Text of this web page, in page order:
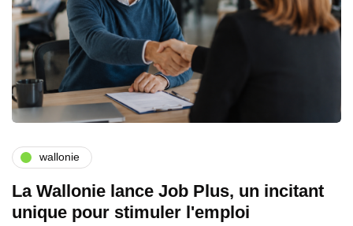
wallonie
La Wallonie lance Job Plus, un incitant
unique pour stimuler l'emploi